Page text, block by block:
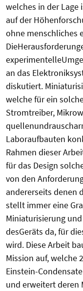
welches in der
auf der
ohne menschliches
an das
diskutiert.
welche für ein
Stromtreiber,
Laboraufbauten
Rahmen dieser
für das Design
von den
andererseits denen
stellt immer eine
Miniaturisierung
desGeräts da, für
wird. Diese Arbeit
Mission auf, welche
Einstein-
und erweitert deren